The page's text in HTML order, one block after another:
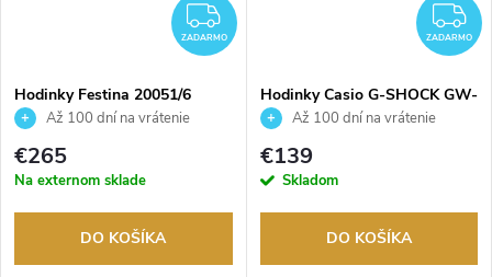
ZADARMO
ZADARMO
Hodinky Festina 20051/6
Až 100 dní na vrátenie
tovaru. Autorizovaný predajca.
€265
Na externom sklade
DO KOŠÍKA
ZADARMO
Hodinky Casio G-SHOCK GW-
M5610U-1ER
Až 100 dní na vrátenie
tovaru. Autorizovaný predajca.
€139
Skladom
DO KOŠÍKA